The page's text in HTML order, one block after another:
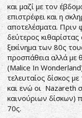
και μαζί με τον
επιστρέφει και η
αποτελέσματα. Πριν
δεύτερος
ξεκίνημα των 80ς
προσπάθεια αλλά με
(Malice In
τελευταίος δίσκος
και ενώ οι Nazareth
καινούριων δίσκων)
70ς.